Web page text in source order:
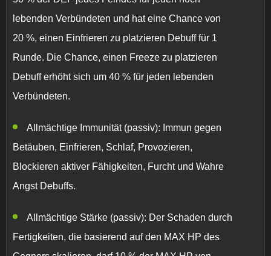
lebenden Verbündeten und hat eine Chance von
20 %, einen Einfrieren zu platzieren Debuff für 1
Runde. Die Chance, einen Freeze zu platzieren
Debuff erhöht sich um 40 % für jeden lebenden
Verbündeten.
Allmächtige Immunität (passiv): Immun gegen
Betäuben, Einfrieren, Schlaf, Provozieren,
Blockieren aktiver Fähigkeiten, Furcht und Wahre
Angst Debuffs.
Allmächtige Stärke (passiv): Der Schaden durch
Fertigkeiten, die basierend auf den MAX HP des